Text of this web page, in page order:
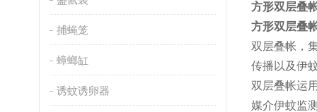
捕蝇笼
蟑螂缸
诱蚊诱卵器
方形双层叠
方形双层叠
双层叠帐，
传播以及伊
双层叠帐运
媒介伊蚊监